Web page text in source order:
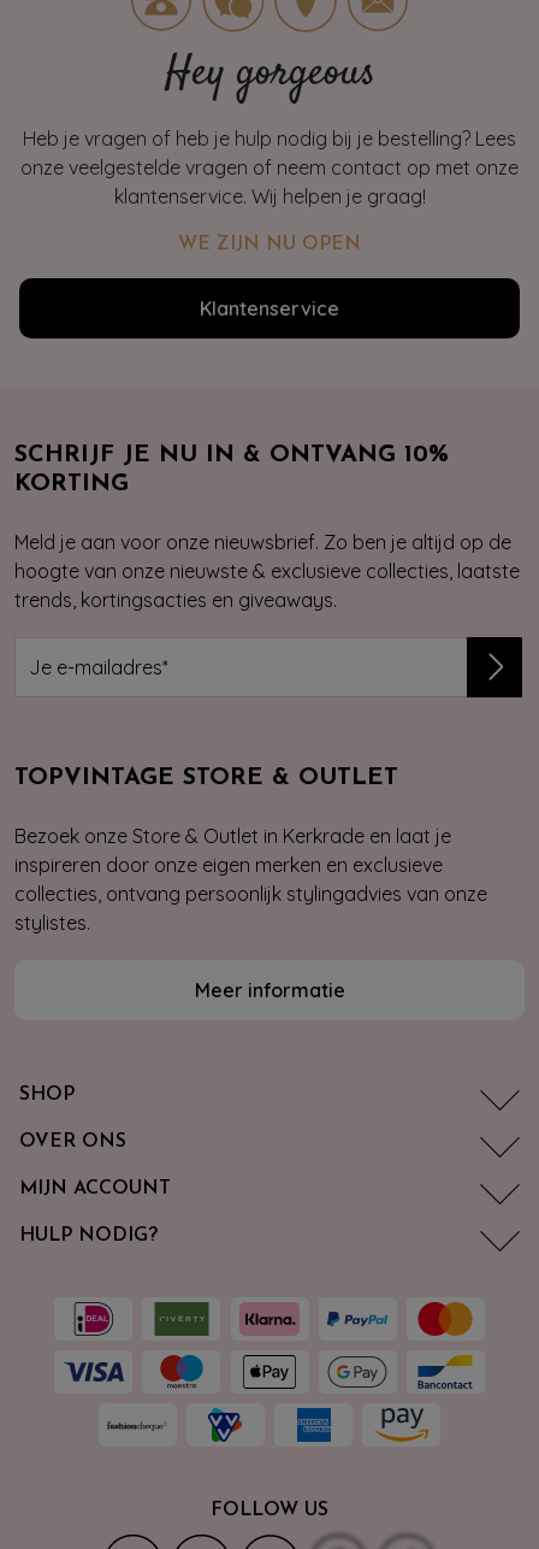
Hey gorgeous
Heb je vragen of heb je hulp nodig bij je bestelling? Lees
onze veelgestelde vragen of neem contact op met onze
klantenservice. Wij helpen je graag!
WE ZIJN NU OPEN
Klantenservice
SCHRIJF JE NU IN & ONTVANG 10%
KORTING
Meld je aan voor onze nieuwsbrief. Zo ben je altijd op de
hoogte van onze nieuwste & exclusieve collecties, laatste
trends, kortingsacties en giveaways.
TOPVINTAGE STORE & OUTLET
Bezoek onze Store & Outlet in Kerkrade en laat je
inspireren door onze eigen merken en exclusieve
collecties, ontvang persoonlijk stylingadvies van onze
stylistes.
Meer informatie
SHOP
OVER ONS
MIJN ACCOUNT
HULP NODIG?
FOLLOW US